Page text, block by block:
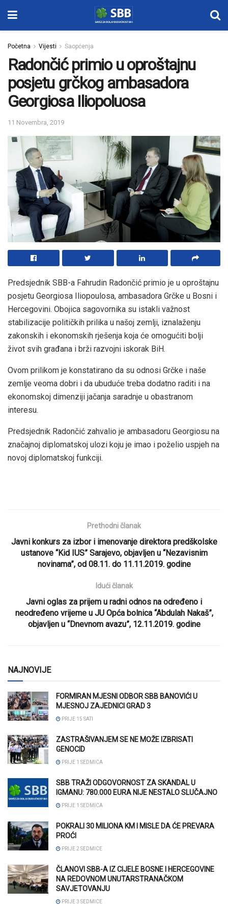
Početna Vijesti Saopćenja
Radončić primio u oproštajnu
posjetu grčkog ambasadora
Georgiosa Iliopoluosa
11 Novembra, 2019
Predsjednik SBB-a Fahrudin Radončić primio je u oproštajnu
posjetu Georgiosa Iliopoulosa, ambasadora Grčke u Bosni i
Hercegovini. Obojica sagovornika su istakli važnost
stabilizacije političkih prilika u našoj zemlji, iznalaženju
zakonskih i ekonomskih rješenja koja će omogućiti bolji
život svih građana i brži razvojni iskorak BiH.
Ovom prilikom je konstatirano da su odnosi Grčke i naše
zemlje veoma dobri i da ubuduće treba dodatno raditi i na
ekonomskoj dimenziji jačanja saradnje u obastranom
interesu.
Predsjednik Radončić zahvalio je ambasadoru Georgiosu na
značajnoj diplomatskoj ulozi koju je imao i poželio uspjeh na
novoj diplomatskoj funkciji.
Prethodni članak
Javni konkurs za izbor i imenovanje direktora predškolske
ustanove “Kid IUS” Sarajevo, objavljen u “Nezavisnim
novinama”, od 08.11. do 11.11.2019. godine
Idući članak
Javni oglas za prijem u radni odnos na određeno i
neodređeno vrijeme u JU Opća bolnica “Abdulah Nakaš”,
objavljen u “Dnevnom avazu”, 12.11.2019. godine
NAJNOVIJE
FORMIRAN MJESNI ODBOR SBB BANOVIĆI U
MJESNOJ ZAJEDNICI GRAD 3
PRIJE 15 SATI
ZASTRAŠIVANJEM SE NE MOŽE IZBRISATI
GENOCID
PRIJE 1 SEDMICA
SBB TRAŽI ODGOVORNOST ZA SKANDAL U
IGMANU: 780.000 EURA NIJE NESTALO SLUČAJNO
PRIJE 1 SEDMICA
POKRALI 30 MILIONA KM I MISLE DA ĆE PREVARA
PROĆI
PRIJE 2 SEDMICE
ČLANOVI SBB-A IZ CIJELE BOSNE I HERCEGOVINE
NA REDOVNOM UNUTARSTRANAČKOM
SAVJETOVANJU
PRIJE 3 SEDMICE